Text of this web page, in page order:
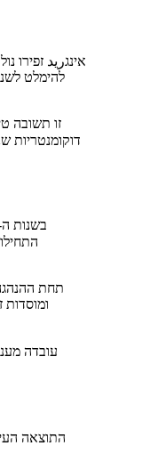
להימלט
זו תשובה
דוקומנטריות
תחת
עובדה